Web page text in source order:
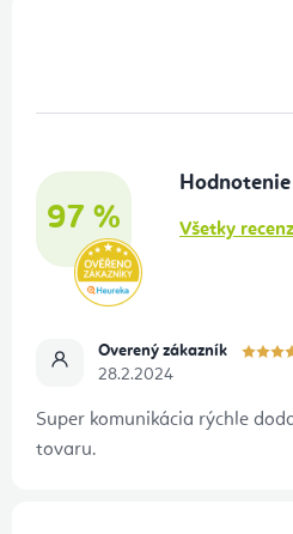
97 % Všetky
Overený zákazník
28.2.2024
Super komunikácia rýchle
tovaru.